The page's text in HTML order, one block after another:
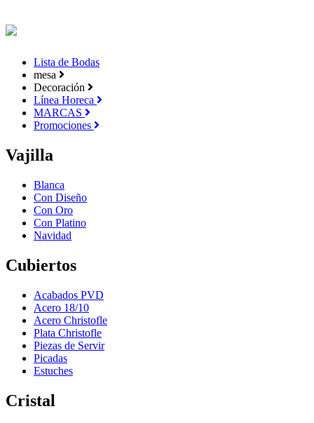
Lista de Bodas
mesa
Decoración
Línea Horeca
MARCAS
Promociones
Vajilla
Blanca
Con Diseño
Con Oro
Con Platino
Navidad
Cubiertos
Acabados PVD
Acero 18/10
Acero Christofle
Plata Christofle
Piezas de Servir
Picadas
Estuches
Cristal